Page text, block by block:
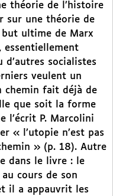
théorie de l’histoire
sur une théorie de
but ultime de Marx
essentiellement
socialistes
veulent un
chemin fait déjà de
que soit la forme
l’écrit P. Marcolini
« l’utopie n’est pas
» (p. 18). Autre
dans le livre : le
cours de son
il a appauvrit les